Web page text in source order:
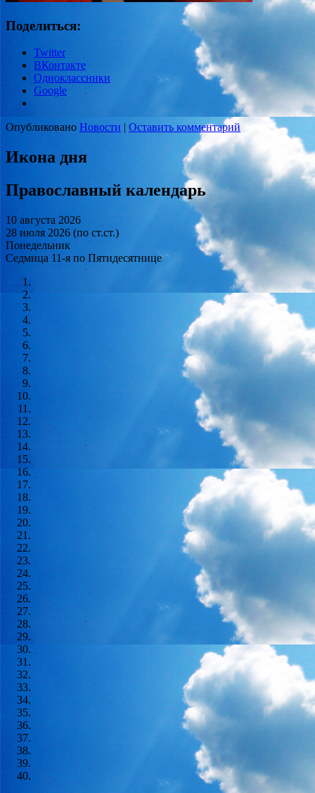
Поделиться:
Twitter
ВКонтакте
Одноклассники
Google
Опубликовано Новости | Оставить комментарий
Икона дня
Православный календарь
10 августа 2026
28 июля 2026 (по ст.ст.)
Понедельник
Седмица 11-я по Пятидесятнице